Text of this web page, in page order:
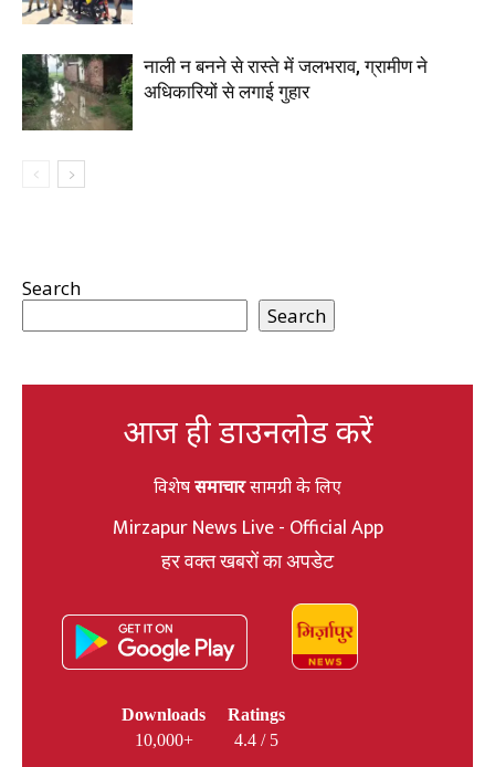
नाली न बनने से रास्ते में जलभराव, ग्रामीण ने
अधिकारियों से लगाई गुहार
Search
Search
आज ही डाउनलोड करें
विशेषसमाचारसामग्री के लिए
Mirzapur News Live - Official App
हर वक्त खबरों का अपडेट
Downloads
10,000+
Ratings
4.4 / 5